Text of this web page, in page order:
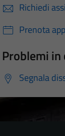
Richiedi
Prenota
Problemi
Segnala